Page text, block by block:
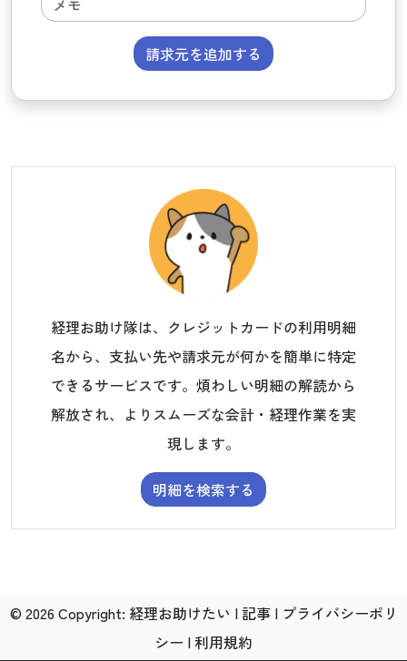
請求元を追加する
経理お助け隊は、クレジットカードの利用明細
名から、支払い先や請求元が何かを簡単に特定
できるサービスです。煩わしい明細の解読から
解放され、よりスムーズな会計・経理作業を実
現します。
明細を検索する
© 2026 Copyright: 経理お助けたい |記事| プライバシーポリ
シー |利用規約